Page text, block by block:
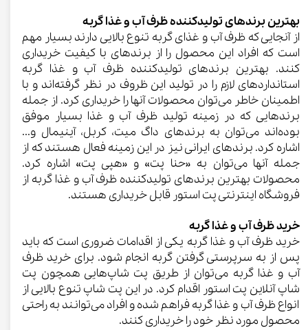
بهترین برندهای تولیدکننده ظرف آب و غذا گربه
از آنجایی که ظرف آب و غذای گربه تنوع بالایی دارند بسیار مهم
است که افراد این محصول را از برندهای با کیفیت خریداری
کنند. بهترین برندهای تولیدکننده ظرف آب و غذا گربه
استانداردهای لازم را در تولید این ظروف در نظر گرفته‌اند و با
اطمینان خاطر می‌توان محصولات آنها را خریداری کرد. از جمله
برندهایی که در زمینه تولید ظرف آب و غذا بسیار موفق
بوده‌اند می‌توان به برندهای داگ میت، کربل، آینیمال و...
اشاره کرد. برندهای ایرانی نیز در این زمینه فعال هستند که از
جمله آنها می‌توان به «حنا پت» و «هپی پت» اشاره کرد.
محصولات بهترین برندهای تولیدکننده ظرف آب و غذا گربه از
فروشگاه اینترنتی پت استور قابل خریداری هستند.
خرید ظرف آب و غذا گربه
خرید ظرف آب و غذا گربه یکی از اقدامات ضروری است که باید
پس از به سرپرستی گرفتن گربه انجام شود. برای خرید ظرف
آب و غذا گربه می‌توان از طریق پت شاپ‌هایی همچون پت
شاپ آنلاین پت استور اقدام کرد. در این پت شاپ تنوع بالایی از
انواع ظرف آب و غذا گربه فراهم شده و افراد می‌توانند به راحتی
محصول مورد نظر خود را خریداری کنند.